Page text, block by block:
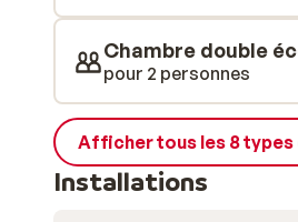
Chambre double
pour 2 personnes
Afficher tous les 8 types
Installations